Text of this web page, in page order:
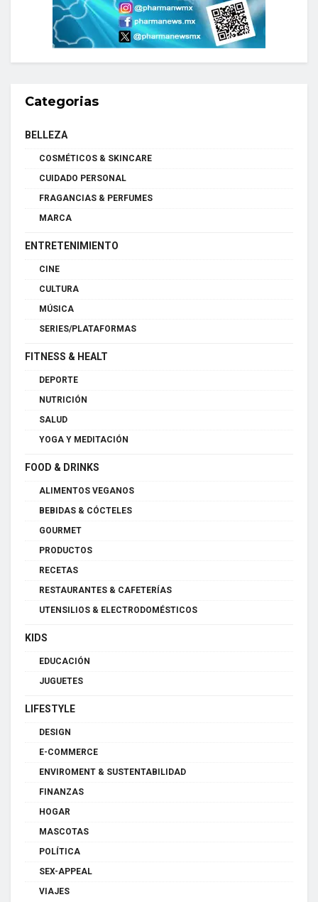
Categorias
BELLEZA
COSMÉTICOS & SKINCARE
CUIDADO PERSONAL
FRAGANCIAS & PERFUMES
MARCA
ENTRETENIMIENTO
CINE
CULTURA
MÚSICA
SERIES/PLATAFORMAS
FITNESS & HEALT
DEPORTE
NUTRICIÓN
SALUD
YOGA Y MEDITACIÓN
FOOD & DRINKS
ALIMENTOS VEGANOS
BEBIDAS & CÓCTELES
GOURMET
PRODUCTOS
RECETAS
RESTAURANTES & CAFETERÍAS
UTENSILIOS & ELECTRODOMÉSTICOS
KIDS
EDUCACIÓN
JUGUETES
LIFESTYLE
DESIGN
E-COMMERCE
ENVIROMENT & SUSTENTABILIDAD
FINANZAS
HOGAR
MASCOTAS
POLÍTICA
SEX-APPEAL
VIAJES